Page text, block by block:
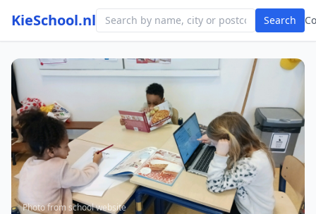
KieSchool.nl Search
Photo from school website